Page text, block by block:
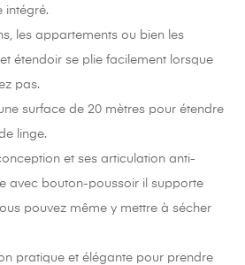
intégré.
les appartements ou bien les
étendoir se plie facilement lorsque
pas.
surface de 20 mètres pour étendre
linge.
et ses articulation anti-
avec bouton-poussoir il supporte
pouvez même y mettre à sécher
pratique et élégante pour prendre